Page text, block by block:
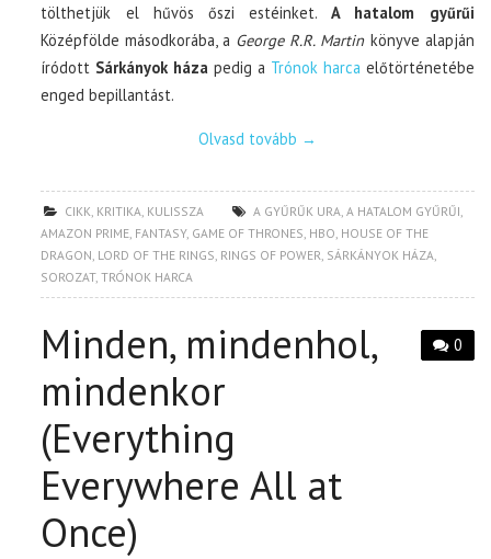
tölthetjük el hűvös őszi estéinket.A hatalom gyűrűi
Középfölde másodkorába, a George R.R. Martinkönyve alapján
íródott Sárkányok háza pedig a Trónok harca előtörténetébe
enged bepillantást.
Olvasd tovább →
CIKK KRITIKA KULISSZA A GYŰRŰK URA ,A HATALOM GYŰRŰI
AMAZON PRIME FANTASY, GAME OF THRONES HBO HOUSE OF THE
DRAGON LORD OF THE RINGS RINGS OF POWER SÁRKÁNYOK HÁZA
SOROZAT,TRÓNOK HARCA
0
Minden, mindenhol,
mindenkor
(Everything
Everywhere All at
Once)